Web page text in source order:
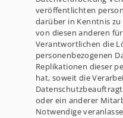
veröffentlichten
darüber in Kenntnis
von diesen anderen
Verantwortlichen die
personenbezogenen
Replikationen dieser
hat, soweit die
oder ein anderer
Notwendige